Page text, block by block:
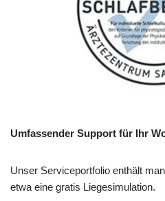
Umfassender Support für Ihr
Unser Serviceportfolio enthält
etwa eine gratis Liegesimulation.